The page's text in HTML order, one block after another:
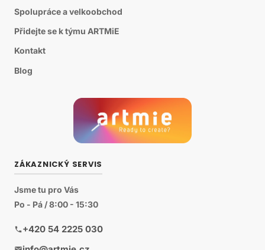
Spolupráce a velkoobchod
Přidejte se k týmu ARTMiE
Kontakt
Blog
ZÁKAZNICKÝ SERVIS
Jsme tu pro Vás
Po - Pá / 8:00 - 15:30
+420 54 2225 030